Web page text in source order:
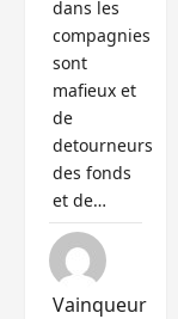
dans les
compagnies
sont
mafieux et
de
detourneurs
des fonds
et de…
Vainqueur